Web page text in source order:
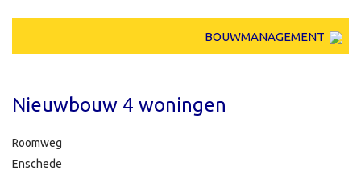
BOUWMANAGEMENT
Nieuwbouw 4 woningen
Roomweg
Enschede